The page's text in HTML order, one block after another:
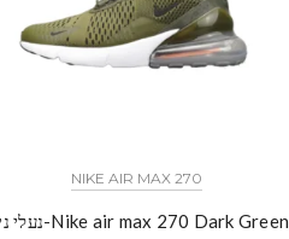
NIKE AIR MAX 270
נעלי נייק-Nike air max 270 Dark Green